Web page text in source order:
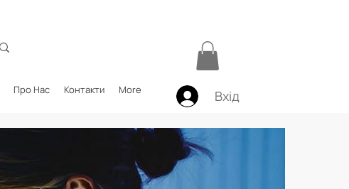
Про Нас Контакти More Вхід